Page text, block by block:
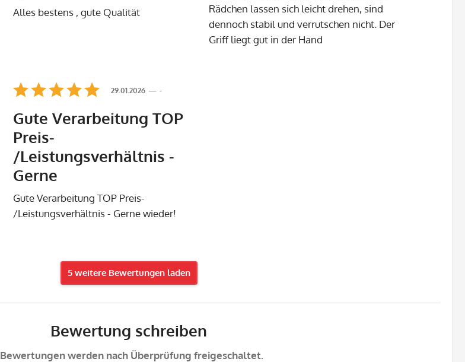
Alles bestens , gute Qualität
Rädchen lassen sich leicht drehen, sind
dennoch stabil und verrutschen nicht. Der
Griff liegt gut in der Hand
-
29.01.2026
Gute Verarbeitung TOP
Preis-
/Leistungsverhältnis -
Gerne
Gute Verarbeitung TOP Preis-
/Leistungsverhältnis - Gerne wieder!
5 weitere Bewertungen laden
Bewertung schreiben
Bewertungen werden nach Überprüfung freigeschaltet.